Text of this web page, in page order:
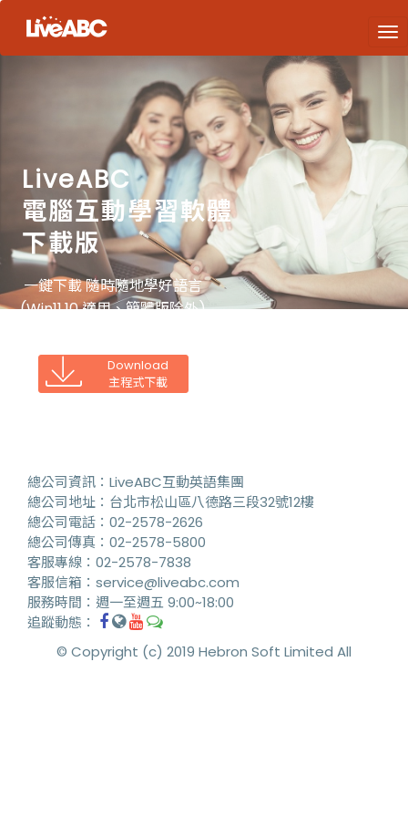
LiveABC
電腦互動學習軟體
下載版
一鍵下載 隨時隨地學好語言
(Win11,10 適用、簡體版除外)
Download
主程式下載
總公司資訊：LiveABC互動英語集團
總公司地址：台北市松山區八德路三段32號12樓
總公司電話：02-2578-2626
總公司傳真：02-2578-5800
客服專線：02-2578-7838
客服信箱：service@liveabc.com
服務時間：週一至週五 9:00~18:00
追蹤動態：

© Copyright (c) 2019 Hebron Soft Limited All